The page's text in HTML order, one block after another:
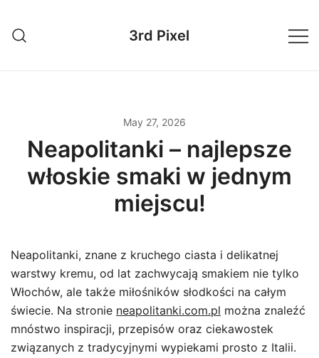
content
3rd Pixel
May 27, 2026
Neapolitanki – najlepsze
włoskie smaki w jednym
miejscu!
Neapolitanki, znane z kruchego ciasta i delikatnej
warstwy kremu, od lat zachwycają smakiem nie tylko
Włochów, ale także miłośników słodkości na całym
świecie. Na stronie neapolitanki.com.pl można znaleźć
mnóstwo inspiracji, przepisów oraz ciekawostek
związanych z tradycyjnymi wypiekami prosto z Italii.